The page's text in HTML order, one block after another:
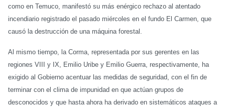
como en Temuco, manifestó su más enérgico rechazo al atentado
incendiario registrado el pasado miércoles en el fundo El Carmen, que
causó la destrucción de una máquina forestal.
Al mismo tiempo, la Corma, representada por sus gerentes en las
regiones VIII y IX, Emilio Uribe y Emilio Guerra, respectivamente, ha
exigido al Gobierno acentuar las medidas de seguridad, con el fin de
terminar con el clima de impunidad en que actúan grupos de
desconocidos y que hasta ahora ha derivado en sistemáticos ataques a